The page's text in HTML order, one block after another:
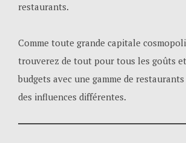
restaurants.
Comme toute grande capitale
trouverez de tout pour tous les goûts
budgets avec une gamme de
des influences différentes.